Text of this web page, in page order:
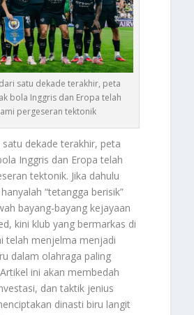
satu dekade terakhir, peta
bola Inggris dan Eropa telah
pergeseran tektonik
satu dekade terakhir, peta
Inggris dan Eropa telah
tektonik. Jika dahulu
“tetangga berisik”
bayang-bayang kejayaan
kini klub yang bermarkas di
telah menjelma menjadi
dalam olahraga paling
ini akan membedah
dan taktik jenius
dinasti biru langit